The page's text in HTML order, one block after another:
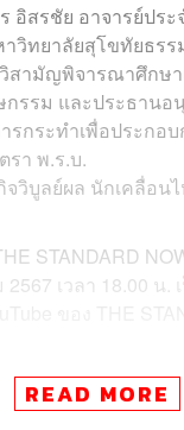
อิสรชัย อาจารย์ปร
าวิทยาลัยสุโขทัยธร
สามัญพิจารณาศึกษ
รรม และประธานอ
รกระทำเพื่อประกอ
รา พ.ร.บ.
วิบูลย์ผล นักเคลื่อนไ
STANDARD
เวลา 18.00 น.
างการเมือง
THE
วลี ธนกิจวิบูลย์ผล
READ MORE